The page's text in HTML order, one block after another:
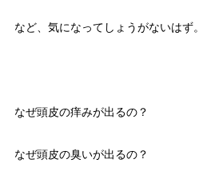
など、気になってしょうがないはず。
なぜ頭皮の痒みが出るの？
なぜ頭皮の臭いが出るの？